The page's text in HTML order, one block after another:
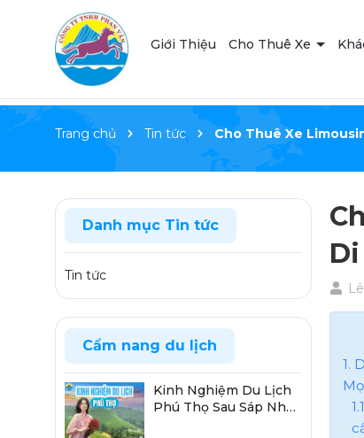
Giới Thiệu Cho Thuê Xe
Trang chủ Tin tức Cho Thuê Xe
1.
Danh mục Tin tức
Tin tức
Cẩm nang du lịch
Kinh Nghiệm Du Lịch
Phú Thọ Sau Sáp Nhập